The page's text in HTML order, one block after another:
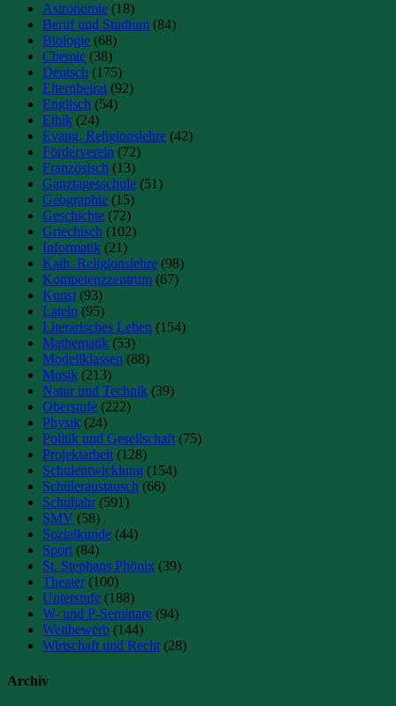
Astronomie (18)
Beruf und Studium (84)
Biologie (68)
Chemie (38)
Deutsch (175)
Elternbeirat (92)
Englisch (54)
Ethik (24)
Evang. Religionslehre (42)
Förderverein (72)
Französisch (13)
Ganztagesschule (51)
Geographie (15)
Geschichte (72)
Griechisch (102)
Informatik (21)
Kath. Religionslehre (98)
Kompetenzzentrum (67)
Kunst (93)
Latein (95)
Literarisches Leben (154)
Mathematik (53)
Modellklassen (88)
Musik (213)
Natur und Technik (39)
Oberstufe (222)
Physik (24)
Politik und Gesellschaft (75)
Projektarbeit (128)
Schulentwicklung (154)
Schüleraustausch (66)
Schuljahr (591)
SMV (58)
Sozialkunde (44)
Sport (84)
St. Stephans Phönix (39)
Theater (100)
Unterstufe (188)
W- und P-Seminare (94)
Wettbewerb (144)
Wirtschaft und Recht (28)
Archiv